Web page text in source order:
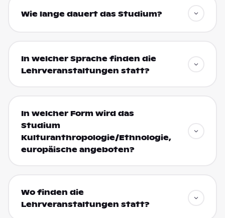
Wie lange dauert das Studium?
In welcher Sprache finden die
Lehrveranstaltungen statt?
In welcher Form wird das
Studium
Kulturanthropologie/Ethnologie,
europäische angeboten?
Wo finden die
Lehrveranstaltungen statt?